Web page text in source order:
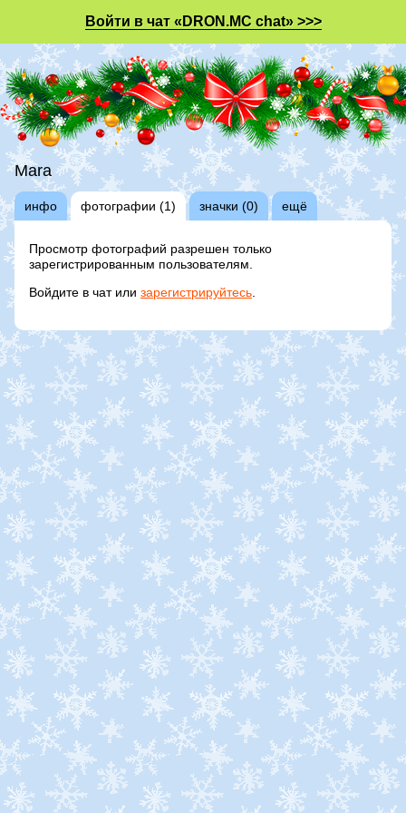
Войти в чат «DRON.MC chat» >>>
Mara
инфо фотографии (1) значки (0) ещё
Просмотр фотографий разрешен только
зарегистрированным пользователям.
Войдите в чат или зарегистрируйтесь